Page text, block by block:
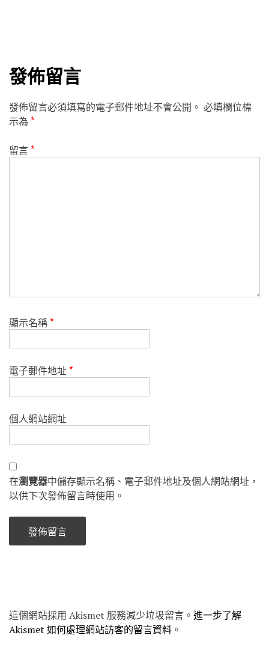
發佈留言
發佈留言必須填寫的電子郵件地址不會公開。 必填欄位標
示為 *
留言*
顯示名稱*
電子郵件地址*
個人網站網址
在瀏覽器中儲存顯示名稱、電子郵件地址及個人網站網址，
以供下次發佈留言時使用。
這個網站採用 Akismet 服務減少垃圾留言。 進一步了解
Akismet 如何處理網站訪客的留言資料 。